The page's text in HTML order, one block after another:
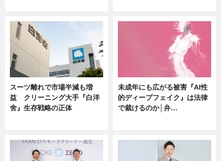
スーツ離れで市場半減も増
益 クリーニング大手『白洋
舍』生存戦略の正体
未成年にも広がる被害『AI性
的ディープフェイク』は法律
で裁けるのか│弁…